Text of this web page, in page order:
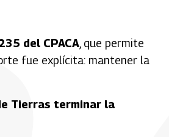
del CPACA , que permite
fue explícita: mantener la
Tierras terminar la